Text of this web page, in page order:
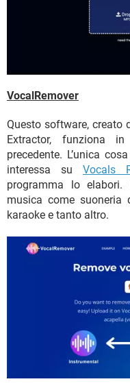
VocalRemover
Questo software, creato
Extractor, funziona
precedente. L’unica
interessa su Vocals
programma lo
musica come suoneria
karaoke e tanto altro.